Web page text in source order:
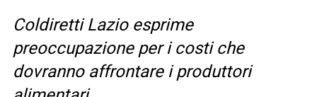
Coldiretti Lazio esprime
preoccupazione per i costi che
dovranno affrontare i produttori